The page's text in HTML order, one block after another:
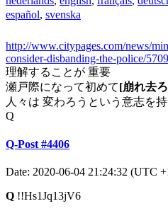
español, svenska
http://www.citypages.com/news/
consider-disbanding-the-police/
理解することが 重要
瀬戸際になって初めて[崩れ去
人々は 変わろうという意志を
Q
Q-Post #4406
Date: 2020-06-04 21:24:32 (UTC
Q !!Hs1Jq13jV6